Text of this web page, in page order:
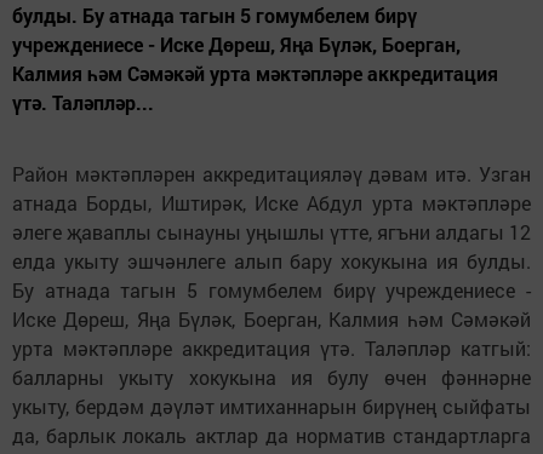
булды. Бу атнада тагын 5 гомумбелем бирү
учреждениесе - Иске Дөреш, Яңа Бүләк, Боерган,
Калмия һәм Сәмәкәй урта мәктәпләре аккредитация
үтә. Таләпләр...
Район мәктәпләрен аккредитацияләү дәвам итә. Узган
атнада Борды, Иштирәк, Иске Абдул урта мәктәпләре
әлеге җаваплы сынауны уңышлы үтте, ягъни алдагы 12
елда укыту эшчәнлеге алып бару хокукына ия булды.
Бу атнада тагын 5 гомумбелем бирү учреждениесе -
Иске Дөреш, Яңа Бүләк, Боерган, Калмия һәм Сәмәкәй
урта мәктәпләре аккредитация үтә. Таләпләр катгый:
балларны укыту хокукына ия булу өчен фәннәрне
укыту, бердәм дәүләт имтиханнарын бирүнең сыйфаты
да, барлык локаль актлар да норматив стандартларга